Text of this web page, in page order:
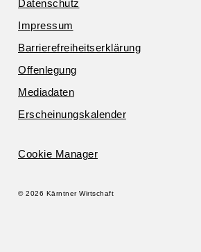
Daten­schutz
Impressum
Barrie­re­frei­heits­er­klärung
Offen­legung
Media­daten
Erschei­nungs­ka­lender
Cookie Manager
© 2026 Kärntner Wirtschaft